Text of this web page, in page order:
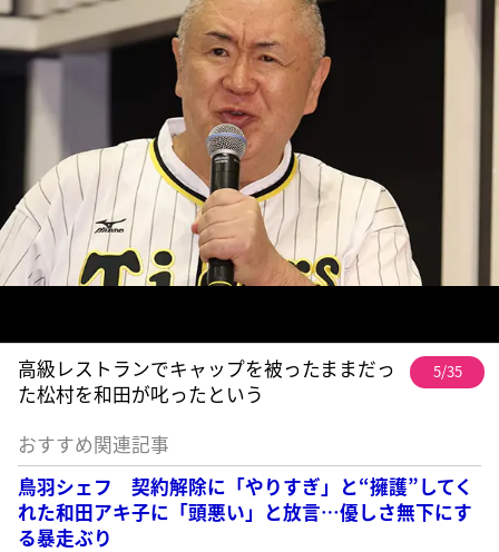
高級レストランでキャップを被ったままだっ
た松村を和田が叱ったという
5/35
おすすめ関連記事
鳥羽シェフ 契約解除に「やりすぎ」と“擁護”してく
れた和田アキ子に「頭悪い」と放言…優しさ無下にす
る暴走ぶり